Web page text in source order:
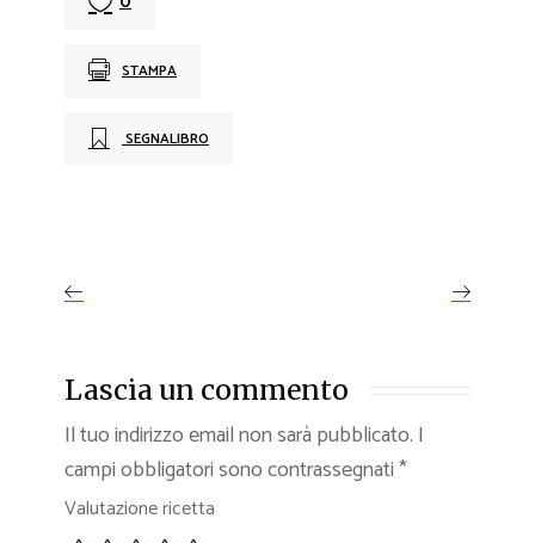
STAMPA
SEGNALIBRO
Lascia un commento
Il tuo indirizzo email non sarà pubblicato. I
campi obbligatori sono contrassegnati*
Valutazione ricetta